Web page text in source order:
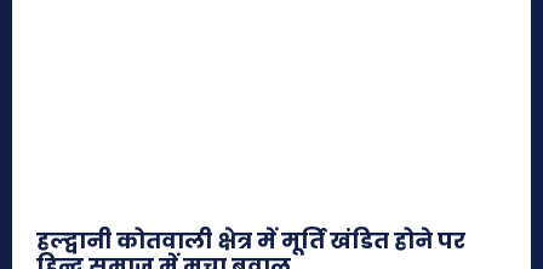
हल्द्वानी कोतवाली क्षेत्र में मूर्ति खंडित होने पर